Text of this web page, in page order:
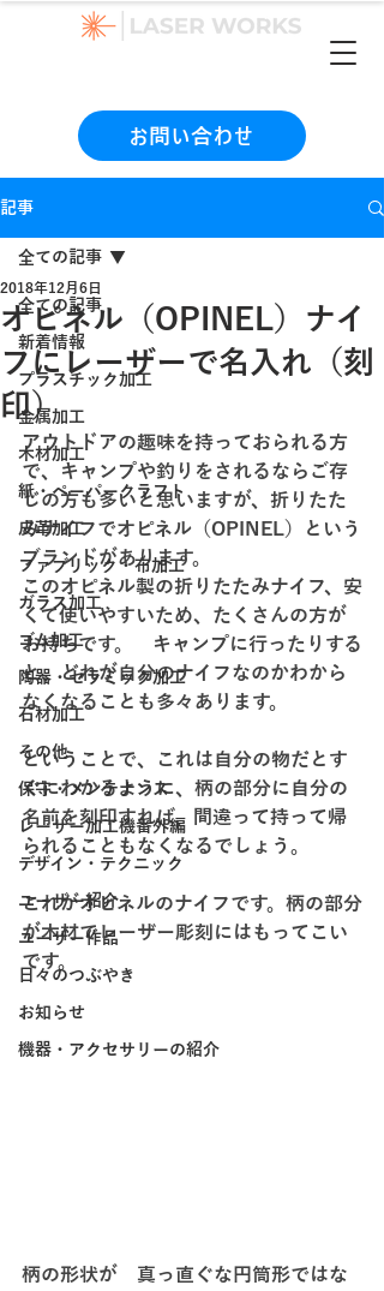
お問い合わせ
記事
全ての記事
新着情報
プラスチック加工
金属加工
木材加工
紙・ペーパークラフト
皮革加工
ファブリック・布加工
ガラス加工
ゴム加工
陶器・セラミック加工
石材加工
その他
保守・メンテナンス
レーザー加工機番外編
デザイン・テクニック
ユーザー紹介
ユーザー作品
日々のつぶやき
お知らせ
機器・アクセサリーの紹介
全ての記事
オピネル（OPINEL）ナイ
フにレーザーで名入れ（刻
印）
2018年12月6日
アウトドアの趣味を持っておられる方
で、キャンプや釣りをされるならご存
じの方も多いと思いますが、折りたた
みナイフでオピネル（OPINEL）という
ブランドがあります。
このオピネル製の折りたたみナイフ、安
くて使いやすいため、たくさんの方が
お持ちです。　キャンプに行ったりする
と、どれが自分のナイフなのかわから
なくなることも多々あります。
ということで、これは自分の物だとす
ぐにわかるように、柄の部分に自分の
名前を刻印すれば、間違って持って帰
られることもなくなるでしょう。
これがオピネルのナイフです。柄の部分
が木材でレーザー彫刻にはもってこい
です。
柄の形状が　真っ直ぐな円筒形ではな